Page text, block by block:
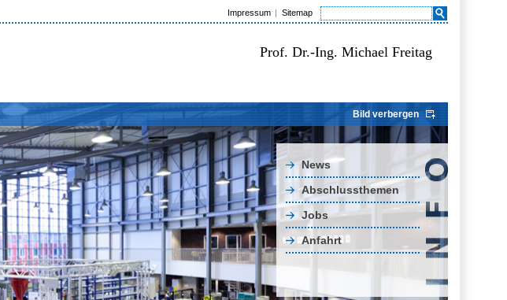
Impressum Sitemap
Prof. Dr.-Ing. Michael Freitag
Bild verbergen
News
Abschlussthemen
Jobs
Anfahrt